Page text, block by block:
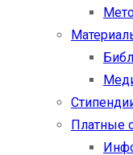
Платные